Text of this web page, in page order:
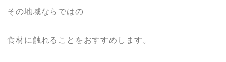
その地域ならではの
食材に触れることをおすすめします。